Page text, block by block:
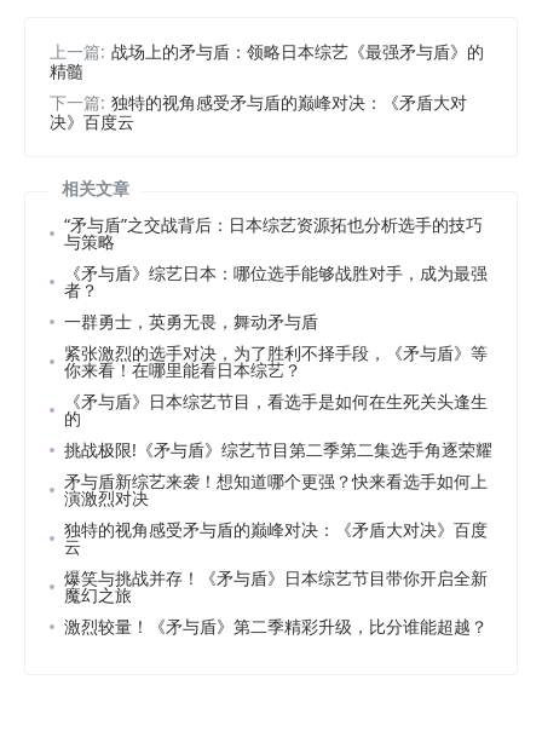
上一篇: 战场上的矛与盾：领略日本综艺《最强矛与盾》的
精髓
下一篇: 独特的视角感受矛与盾的巅峰对决：《矛盾大对
决》百度云
相关文章
“矛与盾”之交战背后：日本综艺资源拓也分析选手的技巧
与策略
《矛与盾》综艺日本：哪位选手能够战胜对手，成为最强
者？
一群勇士，英勇无畏，舞动矛与盾
紧张激烈的选手对决，为了胜利不择手段，《矛与盾》等
你来看！在哪里能看日本综艺？
《矛与盾》日本综艺节目，看选手是如何在生死关头逢生
的
挑战极限!《矛与盾》综艺节目第二季第二集选手角逐荣耀
矛与盾新综艺来袭！想知道哪个更强？快来看选手如何上
演激烈对决
独特的视角感受矛与盾的巅峰对决：《矛盾大对决》百度
云
爆笑与挑战并存！《矛与盾》日本综艺节目带你开启全新
魔幻之旅
激烈较量！《矛与盾》第二季精彩升级，比分谁能超越？